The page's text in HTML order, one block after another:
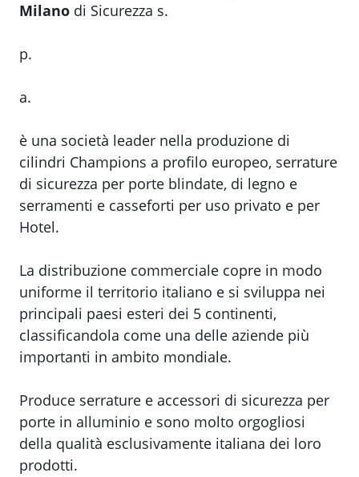
Milano di Sicurezza s.
p.
a.
è una società leader nella produzione di
cilindri Champions a profilo europeo, serrature
di sicurezza per porte blindate, di legno e
serramenti e casseforti per uso privato e per
Hotel.
La distribuzione commerciale copre in modo
uniforme il territorio italiano e si sviluppa nei
principali paesi esteri dei 5 continenti,
classificandola come una delle aziende più
importanti in ambito mondiale.
Produce serrature e accessori di sicurezza per
porte in alluminio e sono molto orgogliosi
della qualità esclusivamente italiana dei loro
prodotti.